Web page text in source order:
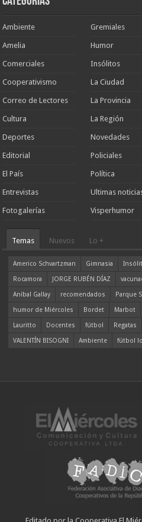
Ambiente
Amelia
Comerciales
Cooperativismo
Correo de Lectores
Cultura
Deportes
Editorial
El País
Entrevistas
Fotogalerías
Gremiales
Humor
Insólitos
La Ciudad
La Provincia
La Región
Novedades
Policiales
Política
Ultimas
Visperhumor
Temas Nuevos Lo +
Americo Schvartzman Gimnasia
Rocamora
JORGE RUBÉN DÍAZ
Aníbal Gallay
recomendados Parque
humor de Miércoles
Bordet Marbot
Lauritto
Docentes fútbol Regatas
VALENTÍN BISOGNI
Ambiente fútbol